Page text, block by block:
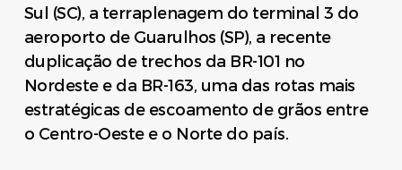
Sul (SC), a terraplenagem do terminal 3 do
aeroporto de Guarulhos (SP), a recente
duplicação de trechos da BR-101 no
Nordeste e da BR-163, uma das rotas mais
estratégicas de escoamento de grãos entre
o Centro-Oeste e o Norte do país.